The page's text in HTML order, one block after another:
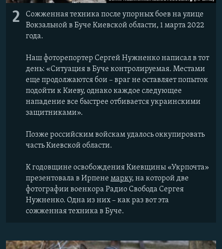
2
Сожженная техника после упорных боев на улице
Вокзальной в Буче Киевской области, 1 марта 2022
года.
Наш фоторепортер Сергей Нужненко написал в тот
день: «Ситуация в Буче контролируемая. Местами
еще продолжаются бои – враг не оставляет попыток
подойти к Киеву, однако каждое следующее
нападение все быстрее отбивается украинскими
защитниками».
Позже российским войскам удалось оккупировать
часть Киевской области.
К годовщине освобождения Киевщины «Укрпочта»
презентовала в Ирпене марку, на которой две
фотографии военкора Радио Свобода Сергея
Нужненко. Одна из них – как раз вот эта
сожженная техника в Буче.